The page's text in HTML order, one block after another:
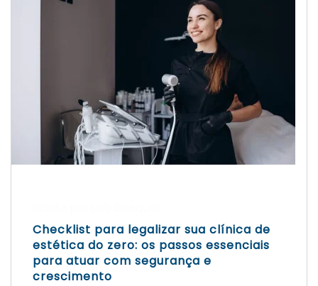
Checklist para legalizar sua clínica de
estética do zero: os passos essenciais
para atuar com segurança e
crescimento